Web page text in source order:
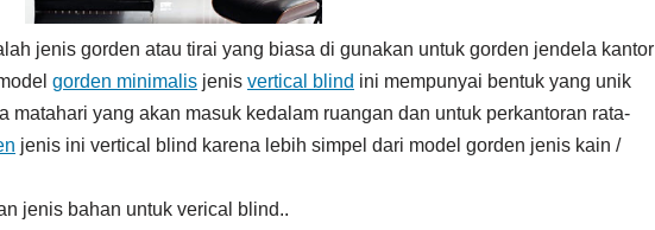
jenis gorden atau tirai yang biasa di gunakan untuk gorden jendela kantor
gorden minimalis jenis vertical blind ini mempunyai bentuk yang unik
matahari yang akan masuk kedalam ruangan dan untuk perkantoran rata-
jenis ini vertical blind karena lebih simpel dari model gorden jenis kain /
jenis bahan untuk verical blind..